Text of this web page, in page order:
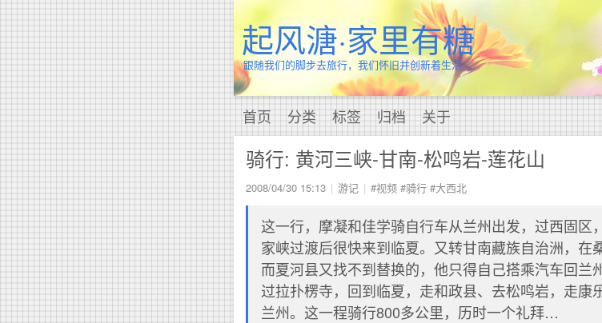
起风溏·家里有糖
跟随我们的脚步去旅行，我们怀旧并创新着生活…
首页 分类 标签 归档 关于
骑行: 黄河三峡-甘南-松鸣岩-莲花山
2008/04/30 15:13 游记 #视频 #骑行 #大西北
这一行，摩凝和佳学骑自行车从兰州出发，过西固区
家峡过渡后很快来到临夏。又转甘南藏族自治洲，在
而夏河县又找不到替换的，他只得自己搭乘汽车回兰
过拉扑楞寺，回到临夏，走和政县、去松鸣岩，走康
兰州。这一程骑行800多公里，历时一个礼拜…